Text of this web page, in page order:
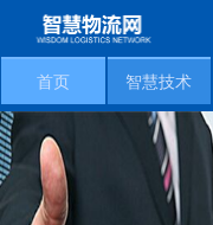
首页 智慧技术